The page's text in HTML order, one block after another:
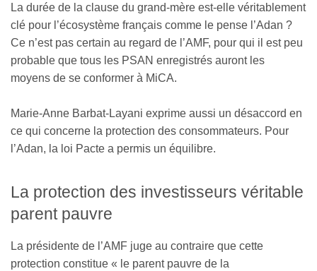
La durée de la clause du grand-mère est-elle véritablement
clé pour l’écosystème français comme le pense l’Adan ?
Ce n’est pas certain au regard de l’AMF, pour qui il est peu
probable que tous les PSAN enregistrés auront les
moyens de se conformer à MiCA.
Marie-Anne Barbat-Layani exprime aussi un désaccord en
ce qui concerne la protection des consommateurs. Pour
l’Adan, la loi Pacte a permis un équilibre.
La protection des investisseurs véritable
parent pauvre
La présidente de l’AMF juge au contraire que cette
protection constitue « le parent pauvre de la